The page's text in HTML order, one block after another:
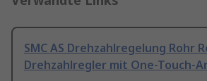
SMC AS Drehzahlregelung Rohr
Drehzahlregler mit One-Touch-